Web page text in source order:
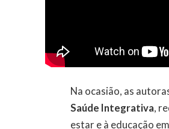
Na ocasião, as
Saúde Integrativa,
estar e à educação